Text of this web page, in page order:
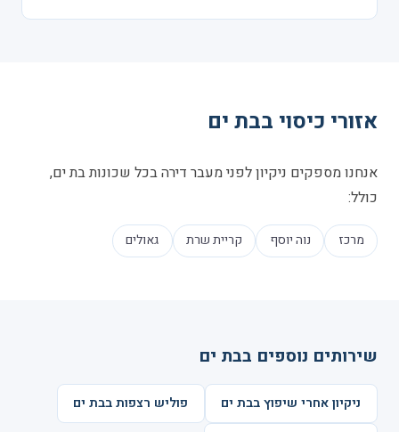
אזורי כיסוי בבת ים
אנחנו מספקים ניקיון לפני מעבר דירה בכל שכונות בת ים,
כולל:
מרכז נוה יוסף קריית שרת גאולים
שירותים נוספים בבת ים
ניקיון אחרי שיפוץ בבת ים פוליש רצפות בבת ים